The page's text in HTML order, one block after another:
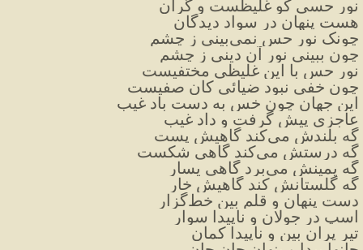
نور حسی کو غلیظست و گران
هست پنهان در سواد دیدگان
چونک نور حس نمی‌بینی ز چشم
چون ببینی نور آن دینی ز چشم
نور حس با این غلیظی مختفیست
چون خفی نبود ضیائی کان صفیست
این جهان چون خس به دست باد غیب
عاجزی پیش گرفت و داد غیب
گه بلندش می‌کند گاهیش پست
گه درستش می‌کند گاهی شکست
گه یمینش می‌برد گاهی یسار
گه گلستانش کند گاهیش خار
دست پنهان و قلم بین خط‌گزار
اسپ در جولان و ناپیدا سوار
تیر پران بین و ناپیدا کمان